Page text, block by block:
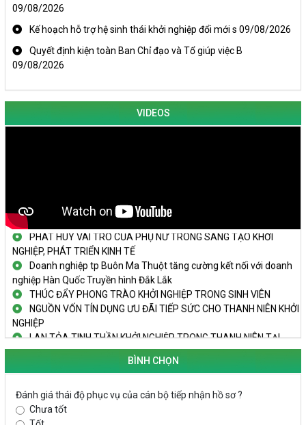
09/08/2026
Kế hoạch hỗ trợ hệ sinh thái khởi nghiệp đổi mới s 09/08/2026
Quyết định kiện toàn Ban Chỉ đạo và Tổ giúp việc B
09/08/2026
VIDEOS
THANH NIÊN KHỞI NGHIỆP THÀNH CÔNG TỪ MÔ HÌNH KINH TẾ
TẬP THỂ
PHÁT HUY VAI TRÒ CỦA PHỤ NỮ TRONG SÁNG TẠO KHỞI
NGHIỆP, PHÁT TRIỂN KINH TẾ
Doanh nghiệp tp Buôn Ma Thuột tăng cường kết nối với doanh
nghiệp Hàn Quốc Truyền hình Đắk Lắk
THÚC ĐẨY PHONG TRÀO KHỞI NGHIỆP TRONG SINH VIÊN
NGUỒN VỐN TÍN DỤNG ƯU ĐÃI TIẾP SỨC CHO THANH NIÊN KHỞI
NGHIỆP
LAN TỎA TINH THẦN KHỞI NGHIỆP TRONG THANH NIÊN TẠI
KHỞI NGHIỆP VỚI MÔ HÌNH NUÔI ỐC NHỒI
NHÌN LẠI HOẠT ĐỘNG KHỞI NGHIỆP ĐẮK LẮK GIAI ĐOẠN 2018-
2020
KHAI MẠC TECHFEST 2024
BÌNH CHỌN
Đánh giá thái độ phục vụ của cán bộ tiếp nhận hồ sơ ?
Chưa tốt